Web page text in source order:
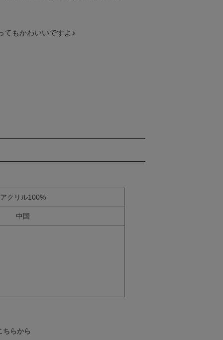
てもかわいいですよ♪
アクリル100%
中国
ちらから